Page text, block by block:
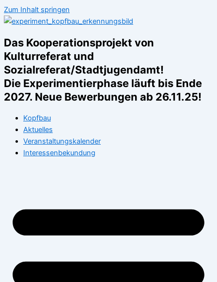
Zum Inhalt springen
Das Kooperationsprojekt von
Kulturreferat und
Sozialreferat/Stadtjugendamt!
Die Experimentierphase läuft bis Ende
2027. Neue Bewerbungen ab 26.11.25!
Kopfbau
Aktuelles
Veranstaltungskalender
Interessenbekundung